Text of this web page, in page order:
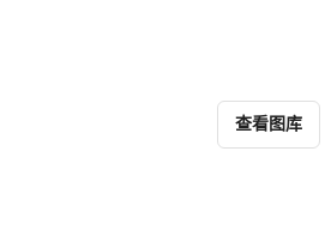
查看图库